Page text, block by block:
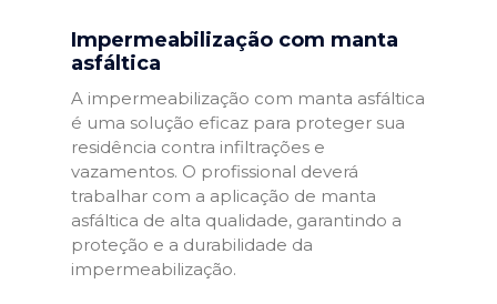
Impermeabilização com manta
asfáltica
A impermeabilização com manta asfáltica
é uma solução eficaz para proteger sua
residência contra infiltrações e
vazamentos. O profissional deverá
trabalhar com a aplicação de manta
asfáltica de alta qualidade, garantindo a
proteção e a durabilidade da
impermeabilização.